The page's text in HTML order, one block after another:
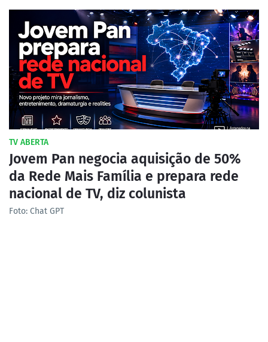
TV ABERTA
Jovem Pan negocia aquisição de 50%
da Rede Mais Família e prepara rede
nacional de TV, diz colunista
Foto: Chat GPT